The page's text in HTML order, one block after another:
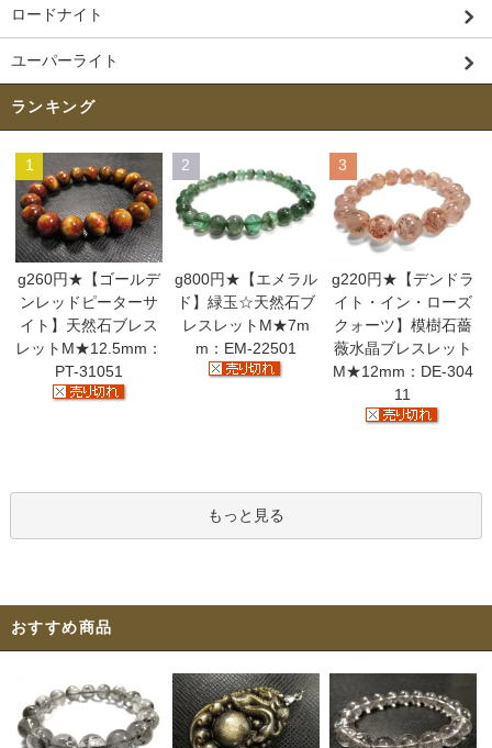
ロードナイト
ユーパーライト
ランキング
1
g260円★【ゴールデ
ンレッドピーターサ
イト】天然石ブレス
レットM★12.5mm：
PT-31051
2
g800円★【エメラル
ド】緑玉☆天然石ブ
レスレットM★7m
m：EM-22501
3
g220円★【デンドラ
イト・イン・ローズ
クォーツ】模樹石薔
薇水晶ブレスレット
M★12mm：DE-304
11
もっと見る
おすすめ商品